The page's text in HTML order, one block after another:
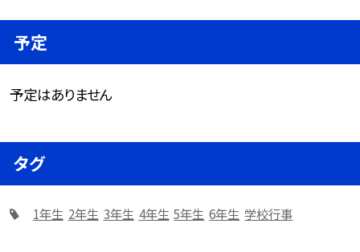
予定
予定はありません
タグ
1年生 2年生 3年生 4年生 5年生 6年生 学校行事